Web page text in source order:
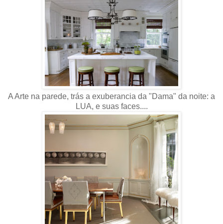
A Arte na parede, trás a exuberancia da "Dama" da noite: a
LUA, e suas faces....